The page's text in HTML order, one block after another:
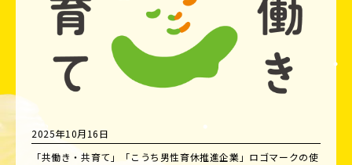
2025年10月16日
「共働き・共育て」「こうち男性育休推進企業」ロゴマークの使